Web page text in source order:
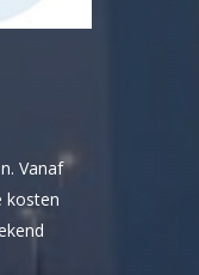
Vanaf
kosten